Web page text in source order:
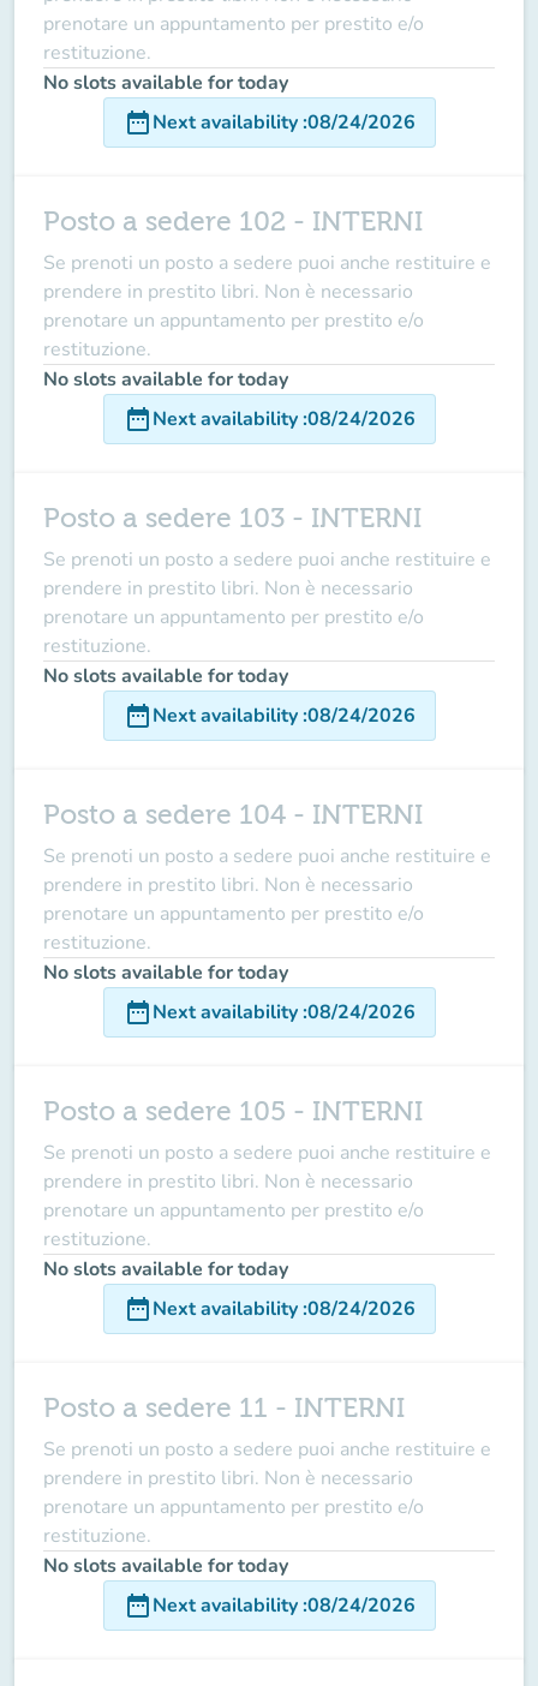
prenotare un appuntamento per prestito e/o
restituzione.
No slots available for today
date_rangeNext availability:08/24/2026
Posto a sedere 102 - INTERNI
Se prenoti un posto a sedere puoi anche restituire e
prendere in prestito libri. Non è necessario
prenotare un appuntamento per prestito e/o
restituzione.
No slots available for today
date_rangeNext availability:08/24/2026
Posto a sedere 103 - INTERNI
Se prenoti un posto a sedere puoi anche restituire e
prendere in prestito libri. Non è necessario
prenotare un appuntamento per prestito e/o
restituzione.
No slots available for today
date_rangeNext availability:08/24/2026
Posto a sedere 104 - INTERNI
Se prenoti un posto a sedere puoi anche restituire e
prendere in prestito libri. Non è necessario
prenotare un appuntamento per prestito e/o
restituzione.
No slots available for today
date_rangeNext availability:08/24/2026
Posto a sedere 105 - INTERNI
Se prenoti un posto a sedere puoi anche restituire e
prendere in prestito libri. Non è necessario
prenotare un appuntamento per prestito e/o
restituzione.
No slots available for today
date_rangeNext availability:08/24/2026
Posto a sedere 11 - INTERNI
Se prenoti un posto a sedere puoi anche restituire e
prendere in prestito libri. Non è necessario
prenotare un appuntamento per prestito e/o
restituzione.
No slots available for today
date_rangeNext availability:08/24/2026